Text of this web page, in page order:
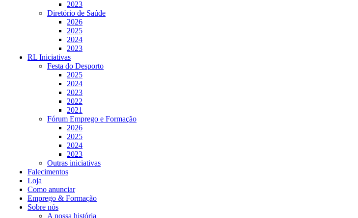
2023
Diretório de Saúde
2026
2025
2024
2023
RL Iniciativas
Festa do Desporto
2025
2024
2023
2022
2021
Fórum Emprego e Formação
2026
2025
2024
2023
Outras iniciativas
Falecimentos
Loja
Como anunciar
Emprego & Formação
Sobre nós
A nossa história